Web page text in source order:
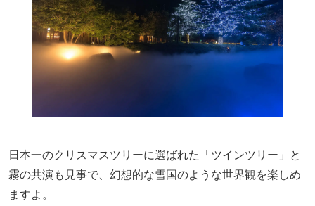
日本一のクリスマスツリーに選ばれた「ツインツリー」と
霧の共演も見事で、幻想的な雪国のような世界観を楽しめ
ますよ。